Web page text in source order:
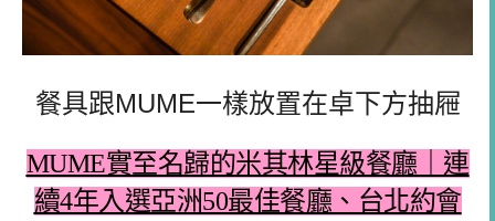
餐具跟MUME一樣放置在卓下方抽屜
MUME實至名歸的米其林星級餐廳｜連
續4年入選亞洲50最佳餐廳、台北約會